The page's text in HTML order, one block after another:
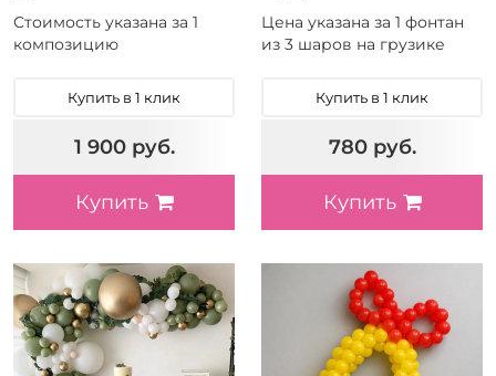
Стоимость указана за 1
композицию
Купить в 1 клик
1 900 руб.
Купить
Цена указана за 1 фонтан
из 3 шаров на грузике
Купить в 1 клик
780 руб.
Купить